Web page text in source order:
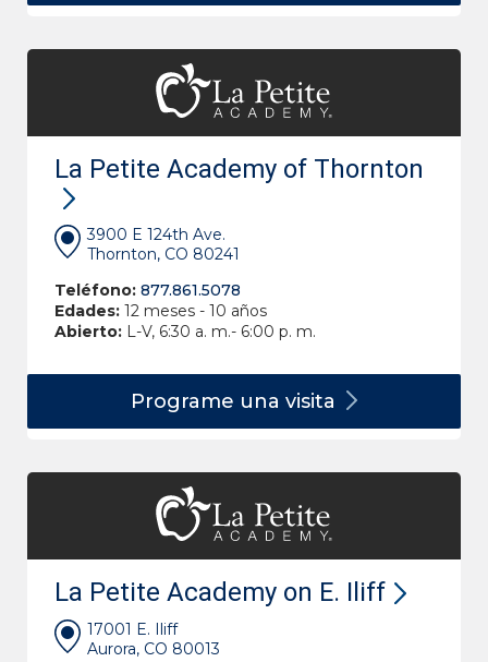
La Petite Academy of Thornton
3900 E 124th Ave.
Thornton, CO 80241
Teléfono: 877.861.5078
Edades: 12 meses - 10 años
Abierto: L-V, 6:30 a. m.- 6:00 p. m.
Programe una visita
La Petite Academy on E. Iliff
17001 E. Iliff
Aurora, CO 80013